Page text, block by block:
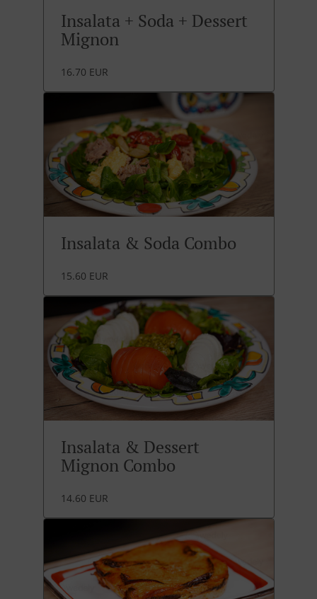
Insalata + Soda + Dessert
Mignon
16.70 EUR
Insalata & Soda Combo
15.60 EUR
Insalata & Dessert
Mignon Combo
14.60 EUR